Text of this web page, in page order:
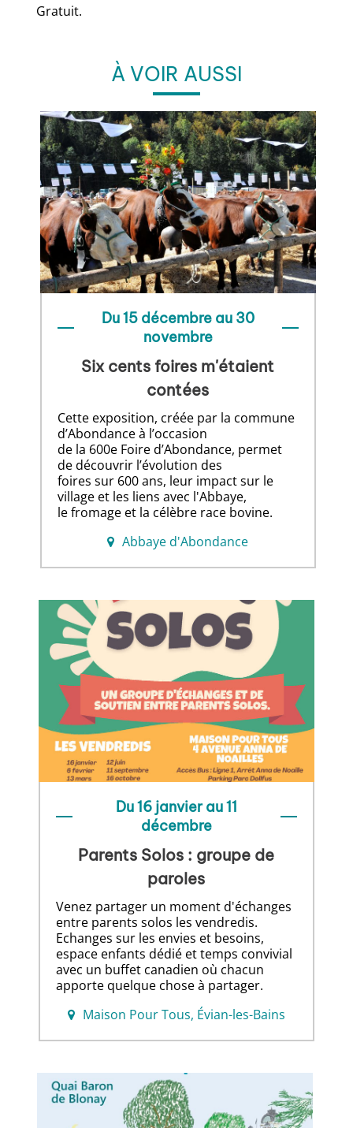
Gratuit.
À VOIR AUSSI
Du 15 décembre au 30
novembre
Six cents foires m'étaient
contées
Cette exposition, créée par la commune
d’Abondance à l’occasion
de la 600e Foire d’Abondance, permet
de découvrir l’évolution des
foires sur 600 ans, leur impact sur le
village et les liens avec l'Abbaye,
le fromage et la célèbre race bovine.
Abbaye d'Abondance
Du 16 janvier au 11
décembre
Parents Solos : groupe de
paroles
Venez partager un moment d'échanges
entre parents solos les vendredis.
Echanges sur les envies et besoins,
espace enfants dédié et temps convivial
avec un buffet canadien où chacun
apporte quelque chose à partager.
Maison Pour Tous, Évian-les-Bains